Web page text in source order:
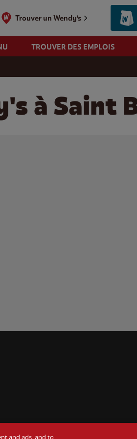
Trouver un Wendy's
TROUVER DES EMPLOIS
à Saint
and ads, and to